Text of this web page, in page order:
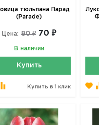
тюльпана Парад
(Parade)
Цена: 80 ₽ 70 ₽
В наличии
Купить
Купить в 1 клик